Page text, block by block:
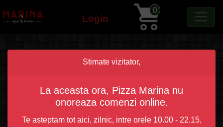
Stimate vizitator,
La aceasta ora, Pizza Marina nu
onoreaza comenzi online.
Te asteptam tot aici, zilnic, intre orele 10.00 - 22.15,
Login
0
PIZZA ZILEI